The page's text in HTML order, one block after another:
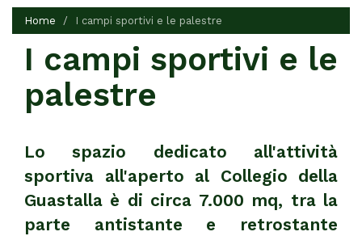
Home I campi sportivi e le palestre
I campi sportivi e le
palestre
Lo spazio dedicato all'attività
sportiva all'aperto al Collegio della
Guastalla è di circa 7.000 mq, tra la
parte antistante e retrostante